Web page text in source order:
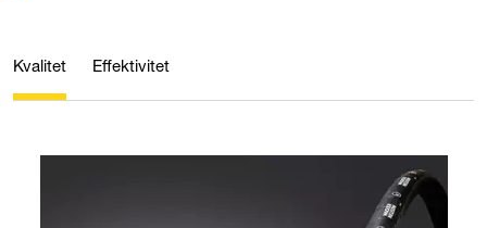
Kvalitet Effektivitet